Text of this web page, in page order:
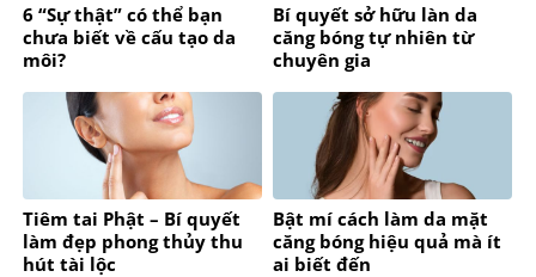
6 “Sự thật” có thể bạn
chưa biết về cấu tạo da
môi?
Bí quyết sở hữu làn da
căng bóng tự nhiên từ
chuyên gia
Tiêm tai Phật – Bí quyết
làm đẹp phong thủy thu
hút tài lộc
Bật mí cách làm da mặt
căng bóng hiệu quả mà ít
ai biết đến